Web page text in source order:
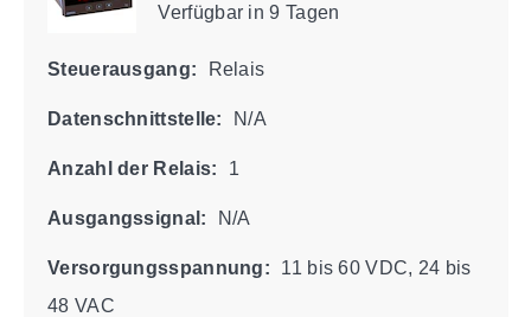
Verfügbarin 9 Tagen
Steuerausgang: Relais
Datenschnittstelle: N/A
Anzahl der Relais: 1
Ausgangssignal: N/A
Versorgungsspannung:
11 bis 60 VDC, 24 bis
48 VAC